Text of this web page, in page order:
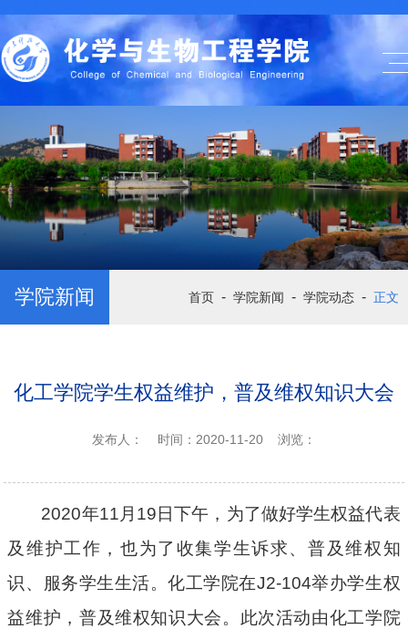
学院新闻 首页 - 学院新闻 - 学院动态 - 正文
化工学院学生权益维护，普及维权知识大会
发布人： 时间：2020-11-20 浏览：
2020年11月 19 日下午，为了做好学生权益代表
及维护工作，也为了收集学生诉求、普及维权知
识、服务学生生活。化工学院在J2-104举办学生权
益维护，普及维权知识大会。此次活动由化工学院